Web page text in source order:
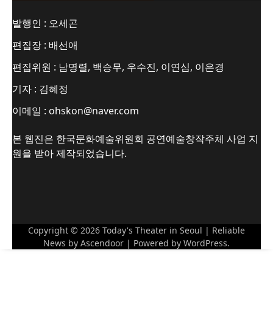
발행인 : 오세곤
편집장 : 배선애
편집위원 : 남명렬, 백승무, 우수진, 이연심, 이은경
기자 : 김혜정
이메일 : ohskon@naver.com
본 웹진은 한국문화예술위원회 공연예술창작주체 사업 지
원을 받아 제작되었습니다.
Copyright © 2026 Today's Theater in Seoul | Reliable
News by Ascendoor | Powered by WordPress.